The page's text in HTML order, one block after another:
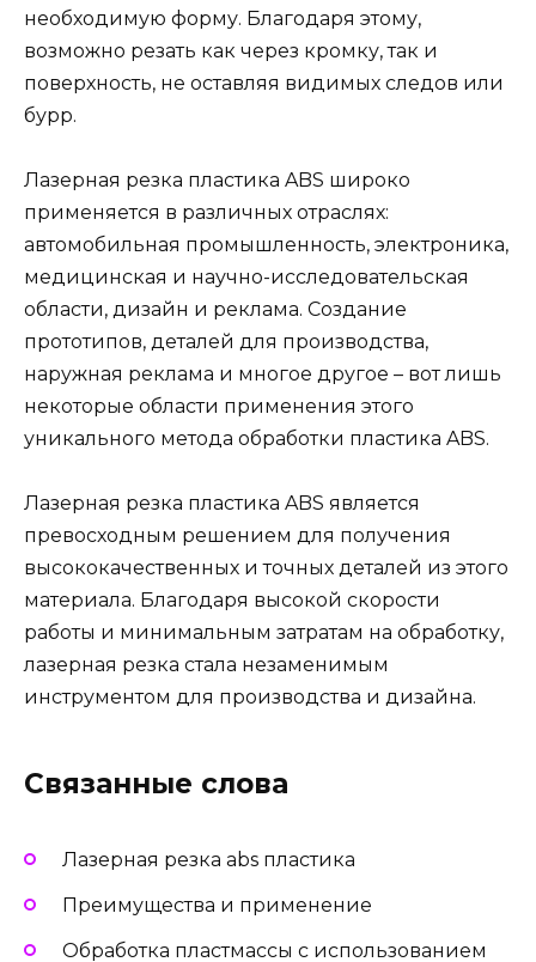
необходимую форму. Благодаря этому,
возможно резать как через кромку, так и
поверхность, не оставляя видимых следов или
бурр.
Лазерная резка пластика ABS широко
применяется в различных отраслях:
автомобильная промышленность, электроника,
медицинская и научно-исследовательская
области, дизайн и реклама. Создание
прототипов, деталей для производства,
наружная реклама и многое другое – вот лишь
некоторые области применения этого
уникального метода обработки пластика ABS.
Лазерная резка пластика ABS является
превосходным решением для получения
высококачественных и точных деталей из этого
материала. Благодаря высокой скорости
работы и минимальным затратам на обработку,
лазерная резка стала незаменимым
инструментом для производства и дизайна.
Связанные слова
Лазерная резка abs пластика
Преимущества и применение
Обработка пластмассы с использованием